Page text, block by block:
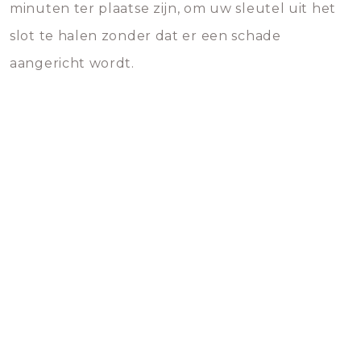
minuten ter plaatse zijn, om uw sleutel uit het
slot te halen zonder dat er een schade
aangericht wordt.